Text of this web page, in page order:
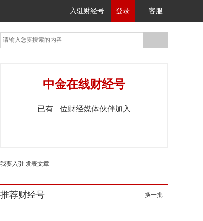
入驻财经号 登录 客服
中金在线财经号
已有 位财经媒体伙伴加入
我要入驻 发表文章
推荐财经号 换一批